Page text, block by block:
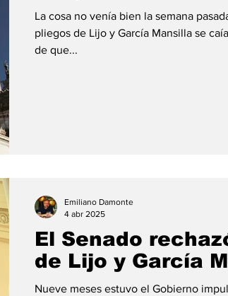
La cosa no venía bien la semana
pliegos de Lijo y García Mansilla se
de que...
El Senado
de Lijo y García
Nueve meses estuvo el Gobierno
Emiliano Damonte
4 abr 2025